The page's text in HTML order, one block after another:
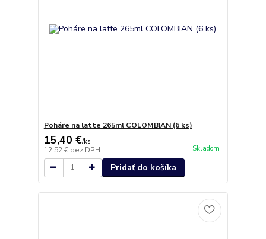
Poháre na latte 265ml COLOMBIAN (6 ks)
15,40 €/ks
12,52 € bez DPH Skladom
Pridať do košíka